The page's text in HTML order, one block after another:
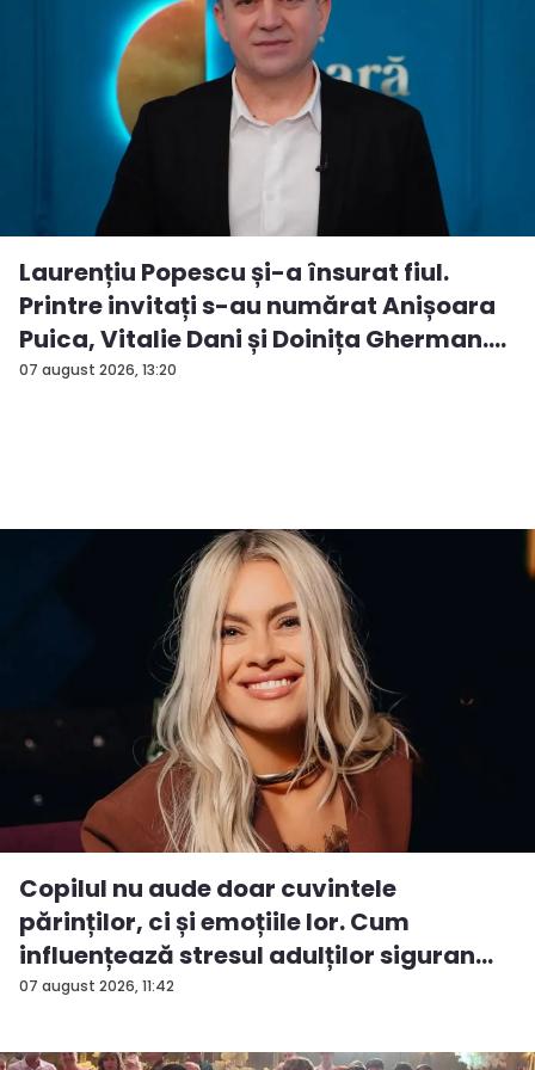
07 august 2026, 13:20
Laurențiu Popescu și-a însurat fiul.
Printre invitați s-au numărat Anișoara
Puica, Vitalie Dani și Doinița Gherman.
P...
07 august 2026, 11:42
Copilul nu aude doar cuvintele
părinților, ci și emoțiile lor. Cum
influențează stresul adulților siguran...